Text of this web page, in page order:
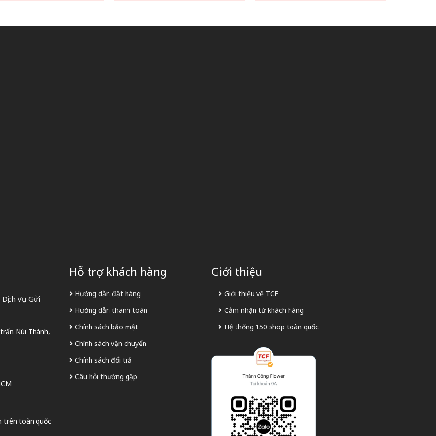
Vụ Gửi
Núi Thành,
trên toàn quốc
Hỗ trợ khách hàng
Hướng dẫn đặt hàng
Hướng dẫn thanh toán
Chính sách bảo mật
Chính sách vận chuyển
Chính sách đổi trả
Câu hỏi thường gặp
Giới thiệu
Giới thiệu về TCF
Cảm nhận từ khách hàng
Hệ thống 150 shop toàn quốc